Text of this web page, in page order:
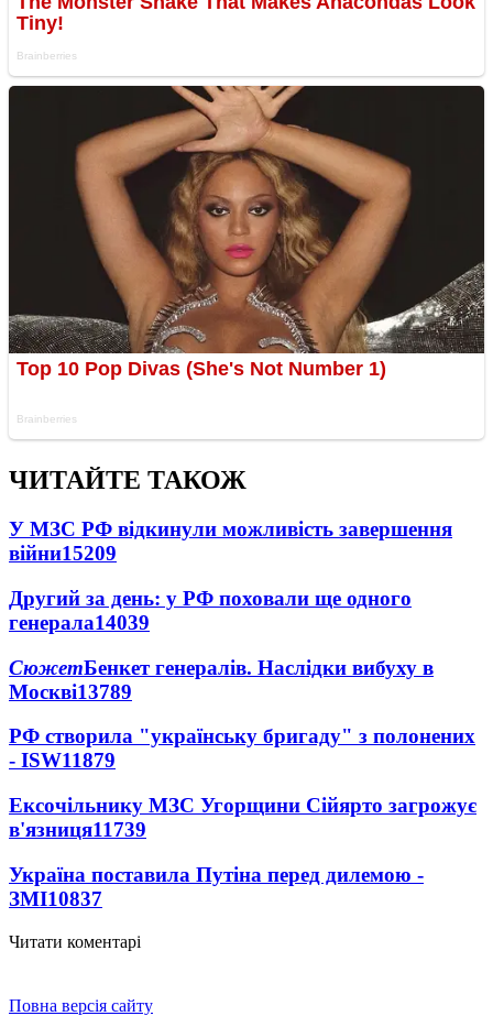
ЧИТАЙТЕ ТАКОЖ
У МЗС РФ відкинули можливість завершення
війни15209
Другий за день: у РФ поховали ще одного
генерала14039
СюжетБенкет генералів. Наслідки вибуху в
Москві13789
РФ створила "українську бригаду" з полонених
- ISW11879
Ексочільнику МЗС Угорщини Сійярто загрожує
в'язниця11739
Україна поставила Путіна перед дилемою -
ЗМІ10837
Читати коментарі
Повна версія сайту